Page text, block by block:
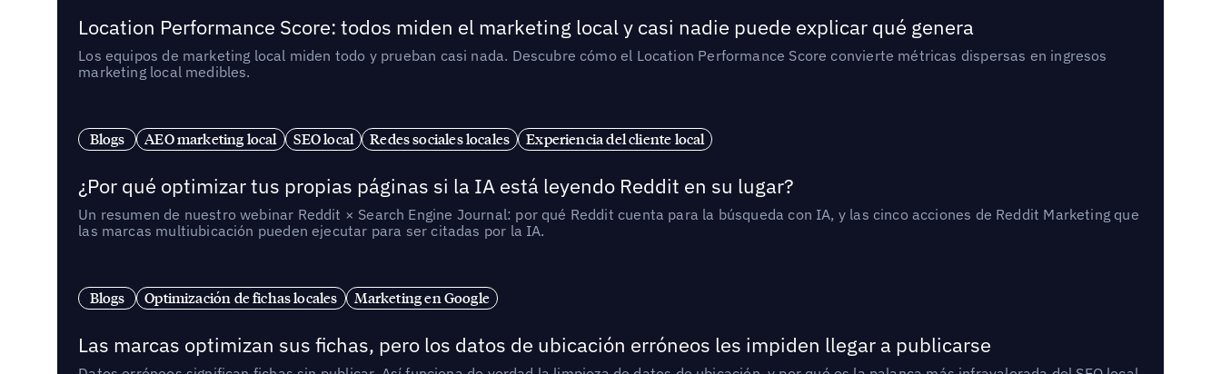
Location Performance Score: todos miden el marketing local y casi nadie puede explicar qué genera
Los equipos de marketing local miden todo y prueban casi nada. Descubre cómo el Location Performance Score convierte métricas dispersas en ingresos
marketing local medibles.
Blogs AEO marketing local SEO local Redes sociales locales Experiencia del cliente local
¿Por qué optimizar tus propias páginas si la IA está leyendo Reddit en su lugar?
Un resumen de nuestro webinar Reddit × Search Engine Journal: por qué Reddit cuenta para la búsqueda con IA, y las cinco acciones de Reddit Marketing que
las marcas multiubicación pueden ejecutar para ser citadas por la IA.
Blogs Optimización de fichas locales Marketing en Google
Las marcas optimizan sus fichas, pero los datos de ubicación erróneos les impiden llegar a publicarse